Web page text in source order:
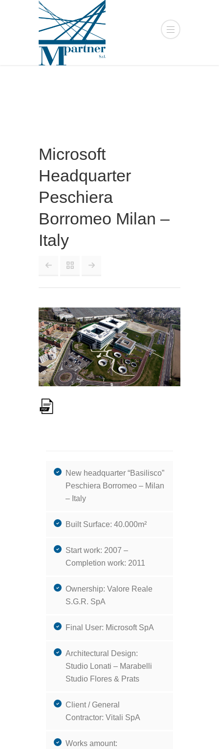
Microsoft
Headquarter
Peschiera
Borromeo Milan –
Italy
New headquarter “Basilisco”
Peschiera Borromeo – Milan
– Italy
Built Surface: 40.000m²
Start work: 2007 –
Completion work: 2011
Ownership: Valore Reale
S.G.R. SpA
Final User: Microsoft SpA
Architectural Design:
Studio Lonati – Marabelli
Studio Flores & Prats
Client / General
Contractor: Vitali SpA
Works amount: